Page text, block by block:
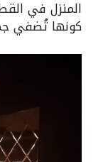
المنزل في
كونها تُضفي